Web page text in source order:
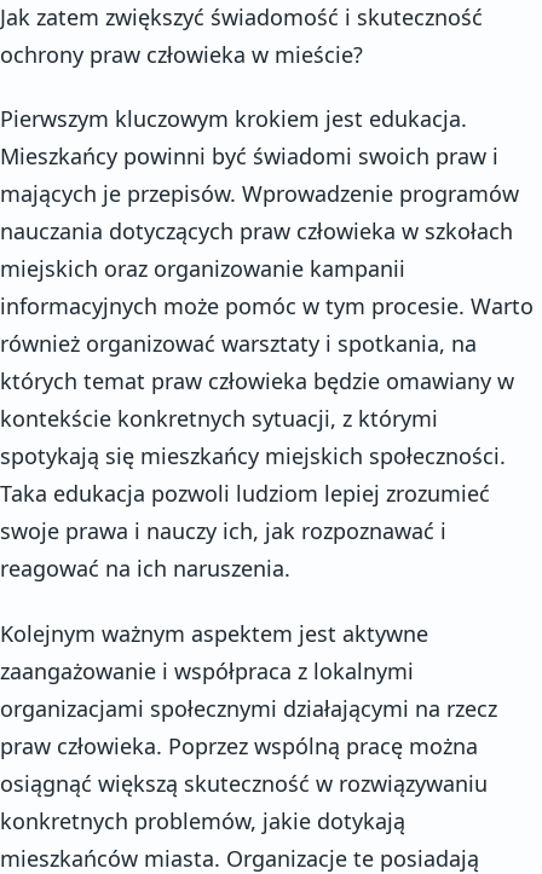
Jak zatem zwiększyć świadomość i skuteczność
ochrony praw człowieka w mieście?
Pierwszym kluczowym krokiem jest edukacja.
Mieszkańcy powinni być świadomi swoich praw i
mających je przepisów. Wprowadzenie programów
nauczania dotyczących praw człowieka w szkołach
miejskich oraz organizowanie kampanii
informacyjnych może pomóc w tym procesie. Warto
również organizować warsztaty i spotkania, na
których temat praw człowieka będzie omawiany w
kontekście konkretnych sytuacji, z którymi
spotykają się mieszkańcy miejskich społeczności.
Taka edukacja pozwoli ludziom lepiej zrozumieć
swoje prawa i nauczy ich, jak rozpoznawać i
reagować na ich naruszenia.
Kolejnym ważnym aspektem jest aktywne
zaangażowanie i współpraca z lokalnymi
organizacjami społecznymi działającymi na rzecz
praw człowieka. Poprzez wspólną pracę można
osiągnąć większą skuteczność w rozwiązywaniu
konkretnych problemów, jakie dotykają
mieszkańców miasta. Organizacje te posiadają